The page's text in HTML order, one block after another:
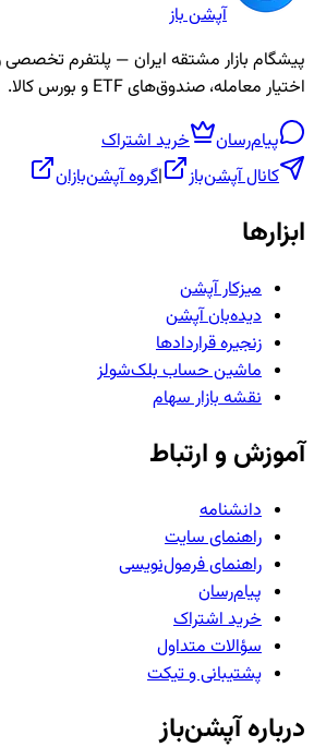
آپشن باز
پیشگام بازار مشتقه ایران — پلتفرم تخصصی
اختیار معامله، صندوق‌های ETF و بورس کالا.
پیام‌رسان
خرید اشتراک
کانال آپشن‌باز
|گروه آپشن‌بازان
ابزارها
میزکار آپشن
دیده‌بان آپشن
زنجیره قراردادها
ماشین حساب بلک‌شولز
نقشه بازار سهام
آموزش و ارتباط
دانشنامه
راهنمای سایت
راهنمای فرمول‌نویسی
پیام‌رسان
خرید اشتراک
سؤالات متداول
پشتیبانی و تیکت
درباره آپشن‌باز